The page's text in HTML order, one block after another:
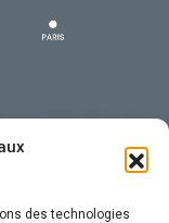
des technologies